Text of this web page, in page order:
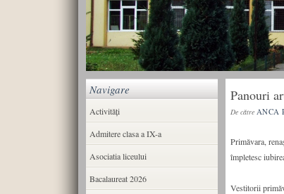
Panouri
De către ANCA
Primăvara,
împletesc
Vestitorii
Navigare
Activități
Admitere clasa a IX-a
Asociatia liceului
Bacalaureat 2026